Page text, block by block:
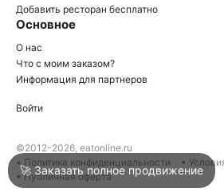
Войти
Написать в техподдержку
Добавить ресторан бесплатно
Основное
О нас
Что с моим заказом?
Информация для партнеров
Войти
©2012-2026, eatonline.ru
• Политика конфиденциальности
•
• Публичная оферта
🚀 Заказать полное продвижение